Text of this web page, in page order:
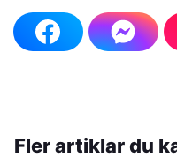
Fler artiklar du